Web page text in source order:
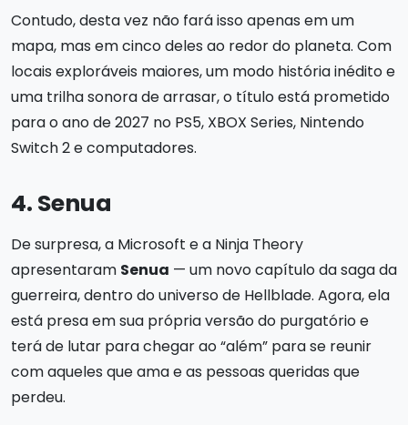
Contudo, desta vez não fará isso apenas em um
mapa, mas em cinco deles ao redor do planeta. Com
locais exploráveis maiores, um modo história inédito e
uma trilha sonora de arrasar, o título está prometido
para o ano de 2027 no PS5, XBOX Series, Nintendo
Switch 2 e computadores.
4. Senua
De surpresa, a Microsoft e a Ninja Theory
apresentaram Senua — um novo capítulo da saga da
guerreira, dentro do universo de Hellblade. Agora, ela
está presa em sua própria versão do purgatório e
terá de lutar para chegar ao “além” para se reunir
com aqueles que ama e as pessoas queridas que
perdeu.